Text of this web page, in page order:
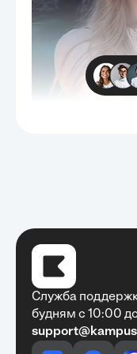
Очень быстро,
доступно
Служба
будням с 10:00